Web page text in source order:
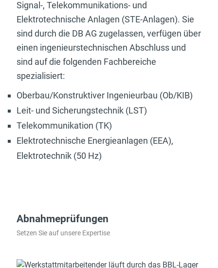
Signal-, Telekommunikations- und
Elektrotechnische Anlagen (STE-Anlagen). Sie
sind durch die DB AG zugelassen, verfügen über
einen ingenieurstechnischen Abschluss und
sind auf die folgenden Fachbereiche
spezialisiert:
Oberbau/Konstruktiver Ingenieurbau (Ob/KIB)
Leit- und Sicherungstechnik (LST)
Telekommunikation (TK)
Elektrotechnische Energieanlagen (EEA),
Elektrotechnik (50 Hz)
Abnahmeprüfungen
Setzen Sie auf unsere Expertise